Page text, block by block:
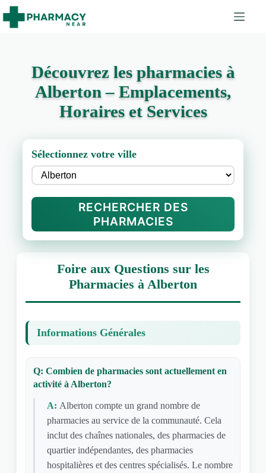
Découvrez les pharmacies à
Alberton – Emplacements,
Horaires et Services
Sélectionnez votre ville
RECHERCHER DES
PHARMACIES
Foire aux Questions sur les
Pharmacies à Alberton
Informations Générales
Q: Combien de pharmacies sont actuellement en
activité à Alberton?
A: Alberton compte un grand nombre de
pharmacies au service de la communauté. Cela
inclut des chaînes nationales, des pharmacies de
quartier indépendantes, des pharmacies
hospitalières et des centres spécialisés. Le nombre